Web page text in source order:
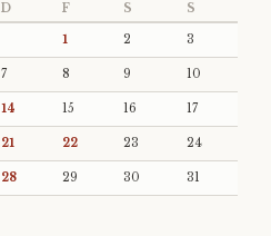
D F S S
1 2 3
7 8 9 10
14 15 16 17
21 22 23 24
28 29 30 31